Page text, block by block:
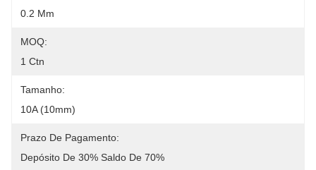
0.2 Mm
MOQ:
1 Ctn
Tamanho:
10A (10mm)
Prazo De Pagamento:
Depósito De 30% Saldo De 70%